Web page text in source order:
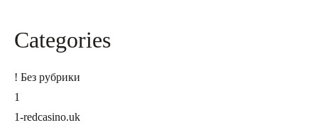
Categories
! Без рубрики
1
1-redcasino.uk